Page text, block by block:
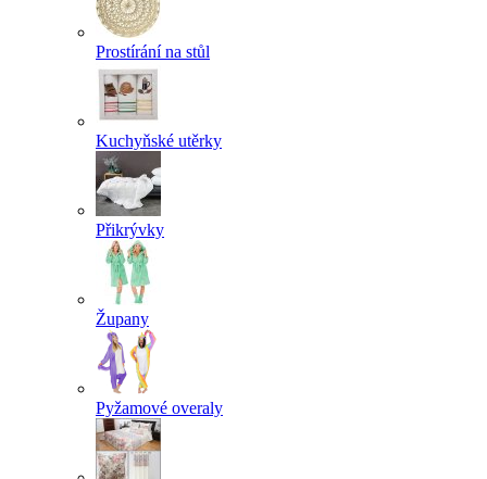
Prostírání na stůl
Kuchyňské utěrky
Přikrývky
Župany
Pyžamové overaly